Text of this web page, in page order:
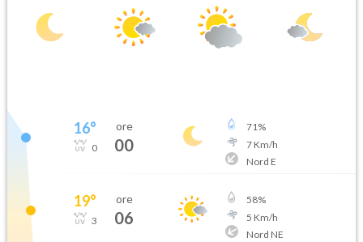
16°
0
ore
00
71%
7Km/h
Nord E
19°
3
ore
06
58%
5 Km/h
Nord NE